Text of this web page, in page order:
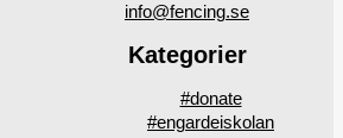
info@fencing.se
Kategorier
#donate
#engardeiskolan